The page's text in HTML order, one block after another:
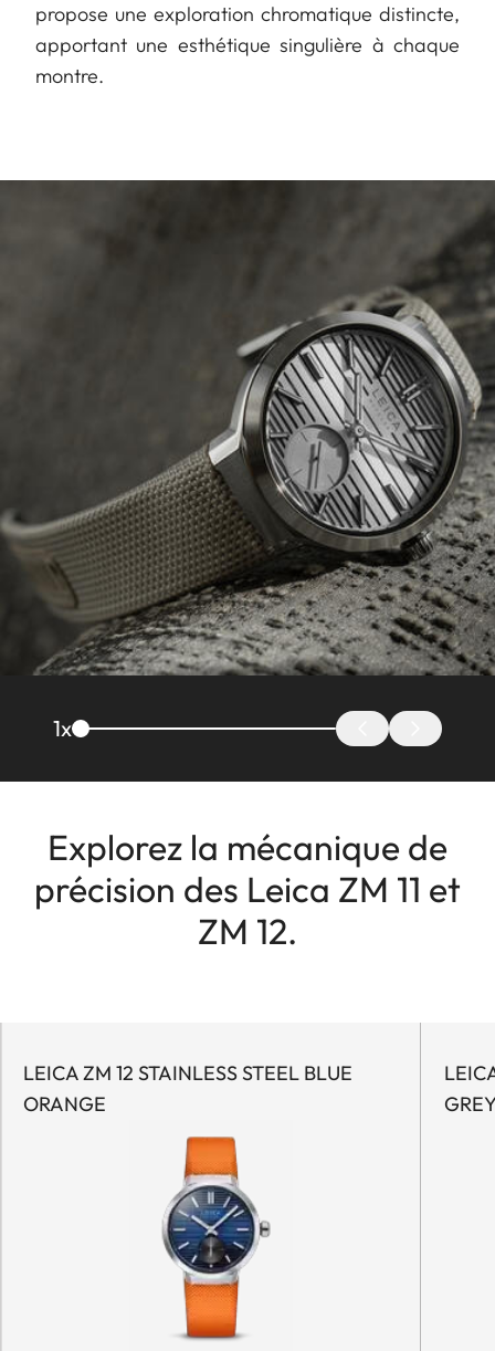
propose une exploration chromatique distincte,
apportant une esthétique singulière à chaque
montre.
1x
Explorez la mécanique de
précision des Leica ZM 11 et
ZM 12.
LEICA ZM 12 STAINLESS STEEL BLUE
ORANGE